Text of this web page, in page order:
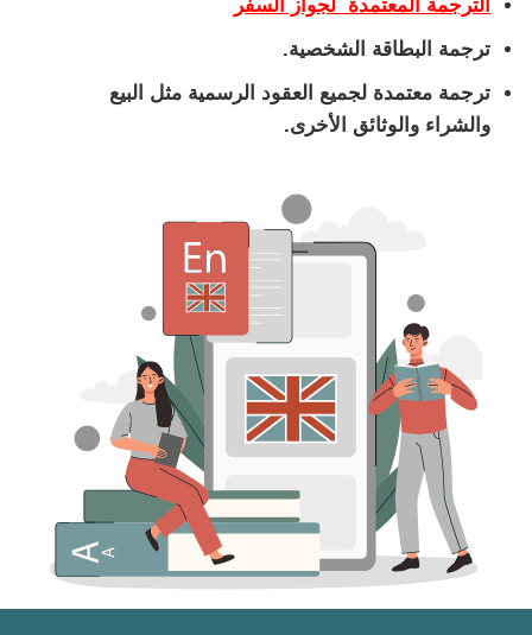
الترجمة المعتمدة لجواز السفر
ترجمة البطاقة الشخصية.
ترجمة معتمدة لجميع العقود الرسمية مثل البيع
والشراء والوثائق الأخرى.